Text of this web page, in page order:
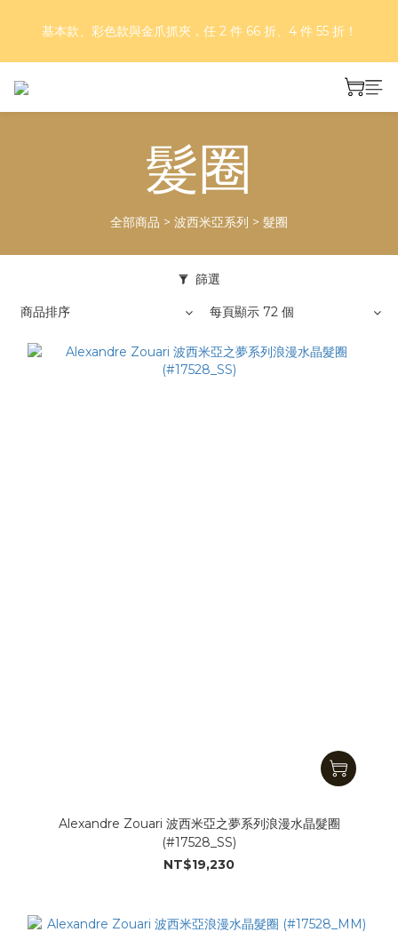
折，滿五件享7折！
基本款、彩色款與金爪抓夾，任 2 件 66 折、4 件 55 折！
好評再延長！夏日年中慶 part II｜正價商品 8 折，滿三件享75
髮圈
全部商品 > 波西米亞系列 > 髮圈
篩選
商品排序 每頁顯示 72 個
Alexandre Zouari 波西米亞之夢系列浪漫水晶髮圈
(#17528_SS)
NT$19,230